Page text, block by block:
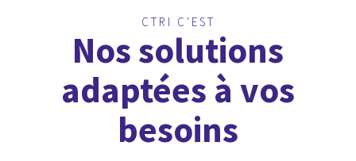
CTRI C'EST
Nos solutions
adaptées à vos
besoins